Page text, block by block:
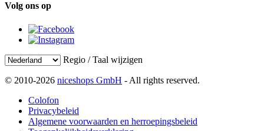
Volg ons op
Regio / Taal wijzigen
© 2010-2026 niceshops GmbH - All rights reserved.
Colofon
Privacybeleid
Algemene voorwaarden en herroepingsbeleid